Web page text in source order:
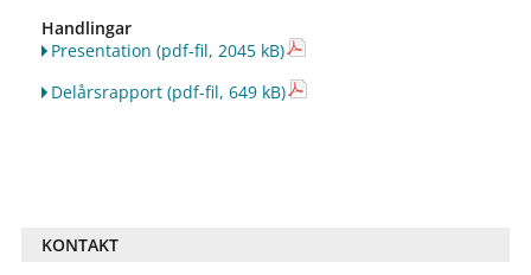
Handlingar
Presentation (pdf-fil, 2045 kB)
Delårsrapport(pdf-fil, 649 kB)
KONTAKT